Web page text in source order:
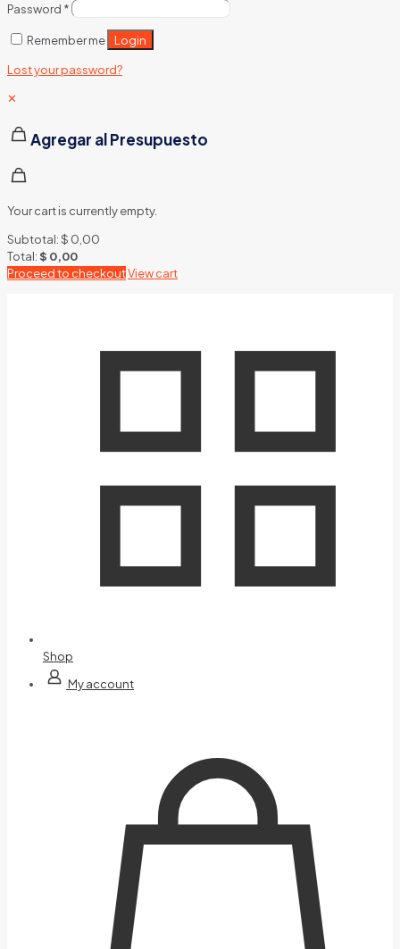
Password *
Remember me Login
Lost your password?
✕
Agregar al Presupuesto
Your cart is currently empty.
Subtotal:$ 0,00
Total:$ 0,00
Proceed to checkoutView cart
Shop
My account